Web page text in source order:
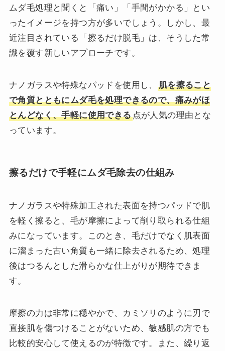
ムダ毛処理と聞くと「痛い」「手間がかかる」とい
ったイメージを持つ方が多いでしょう。しかし、最
近注目されている「擦るだけ脱毛」は、そうした常
識を覆す新しいアプローチです。
ナノガラスや特殊なパッドを使用し、
肌を擦ること
で角質とともにムダ毛を処理できるので、痛みがほ
とんどなく、手軽に使用できる点が人気の理由とな
っています。
擦るだけで手軽にムダ毛除去の仕組み
ナノガラスや特殊加工された表面を持つパッドで肌
を軽く擦ると、毛が摩擦によって削り取られる仕組
みになっています。このとき、毛だけでなく肌表面
に溜まった古い角質も一緒に除去されるため、処理
後はつるんとした滑らかな仕上がりが期待できま
す。
摩擦の力は非常に穏やかで、カミソリのように刃で
直接肌を傷つけることがないため、敏感肌の方でも
比較的安心して使えるのが特徴です。また、繰り返